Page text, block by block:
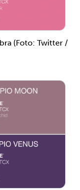
(Foto: Twitter /